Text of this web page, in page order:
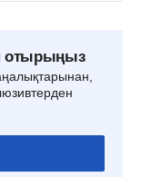
отырыңыз